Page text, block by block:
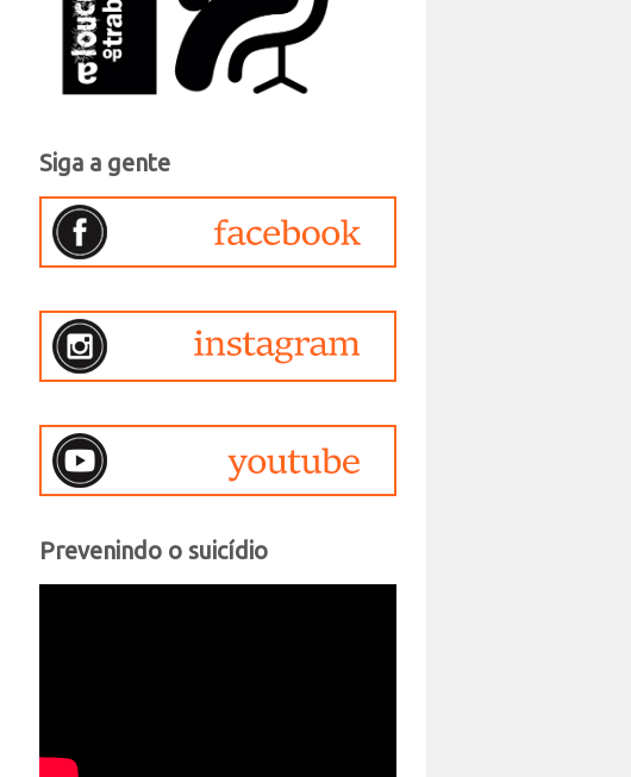
Siga a gente
Prevenindo o suicídio